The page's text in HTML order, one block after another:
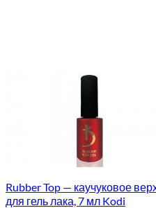
Rubber Top — каучуковое
для гель лака, 7 мл Kodi